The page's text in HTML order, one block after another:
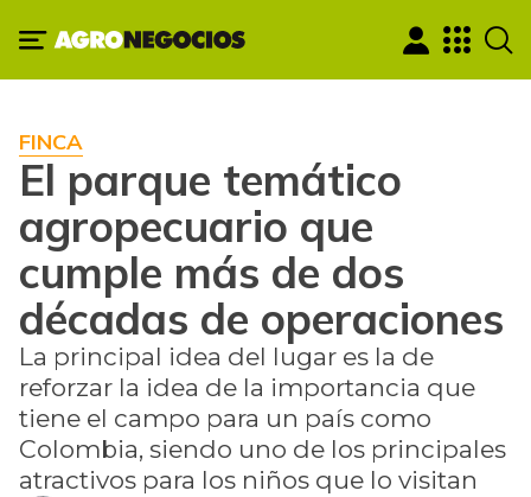
FINCA
El parque temático
agropecuario que
cumple más de dos
décadas de operaciones
La principal idea del lugar es la de
reforzar la idea de la importancia que
tiene el campo para un país como
Colombia, siendo uno de los principales
atractivos para los niños que lo visitan